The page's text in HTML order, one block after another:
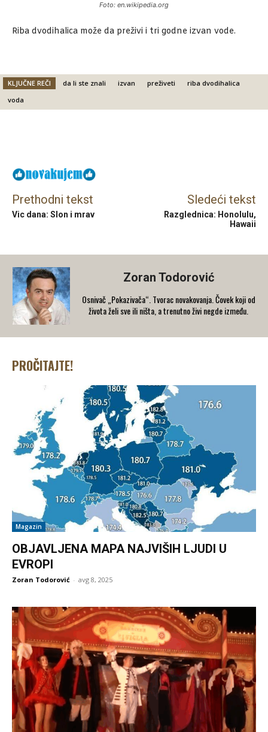
Foto: en.wikipedia.org
Riba dvodihalica može da preživi i tri godne izvan vode.
KLJUČNE REČI da li ste znali izvan preživeti
riba dvodihalica
voda
Prethodni tekst
Vic dana: Slon i mrav
Sledeći tekst
Razglednica: Honolulu,
Hawaii
Zoran Todorović
Osnivač „Pokazivača“. Tvorac novakovanja. Čovek koji od
života želi sve ili ništa, a trenutno živi negde između.
PROČITAJTE!
Magazin
OBJAVLJENA MAPA NAJVIŠIH LJUDI U
EVROPI
Zoran Todorović - avg 8, 2025